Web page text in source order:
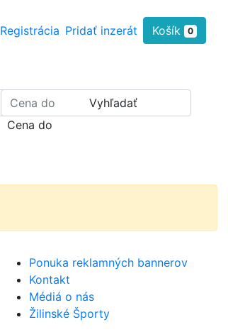
Pridať inzerát Košík 0
Registrácia
Cena do
Vyhľadať
Ponuka reklamných bannerov
Kontakt
Médiá o nás
Žilinské Športy